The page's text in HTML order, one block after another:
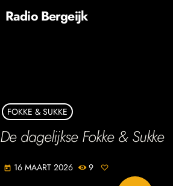
Radio Bergeijk
FOKKE & SUKKE
De dagelijkse Fokke & Sukke
today 16 MAART 2026 9